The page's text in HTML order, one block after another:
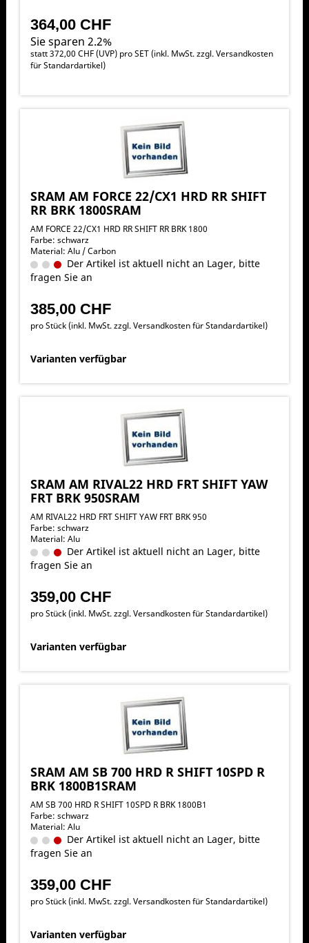
364,00 CHF
Sie sparen 2.2%
statt372,00 CHF(UVP) pro SET (inkl. MwSt. zzgl.Versandkosten
für Standardartikel)
SRAM AM FORCE 22/CX1 HRD RR SHIFT
RR BRK 1800SRAM
AM FORCE 22/CX1 HRD RR SHIFT RR BRK 1800
Farbe: schwarz
Material: Alu / Carbon
Der Artikel ist aktuell nicht an Lager, bitte
fragen Sie an
385,00 CHF
pro Stück (inkl. MwSt. zzgl.Versandkosten für Standardartikel)
Varianten verfügbar
SRAM AM RIVAL22 HRD FRT SHIFT YAW
FRT BRK 950SRAM
AM RIVAL22 HRD FRT SHIFT YAW FRT BRK 950
Farbe: schwarz
Material: Alu
Der Artikel ist aktuell nicht an Lager, bitte
fragen Sie an
359,00 CHF
pro Stück (inkl. MwSt. zzgl.Versandkosten für Standardartikel)
Varianten verfügbar
SRAM AM SB 700 HRD R SHIFT 10SPD R
BRK 1800B1SRAM
AM SB 700 HRD R SHIFT 10SPD R BRK 1800B1
Farbe: schwarz
Material: Alu
Der Artikel ist aktuell nicht an Lager, bitte
fragen Sie an
359,00 CHF
pro Stück (inkl. MwSt. zzgl.Versandkosten für Standardartikel)
Varianten verfügbar